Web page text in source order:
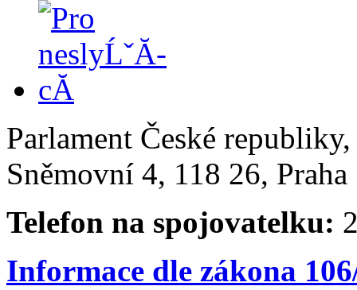
Parlament České
Sněmovní 4, 118 26,
Telefon na spojovatelku:
Informace dle zákona